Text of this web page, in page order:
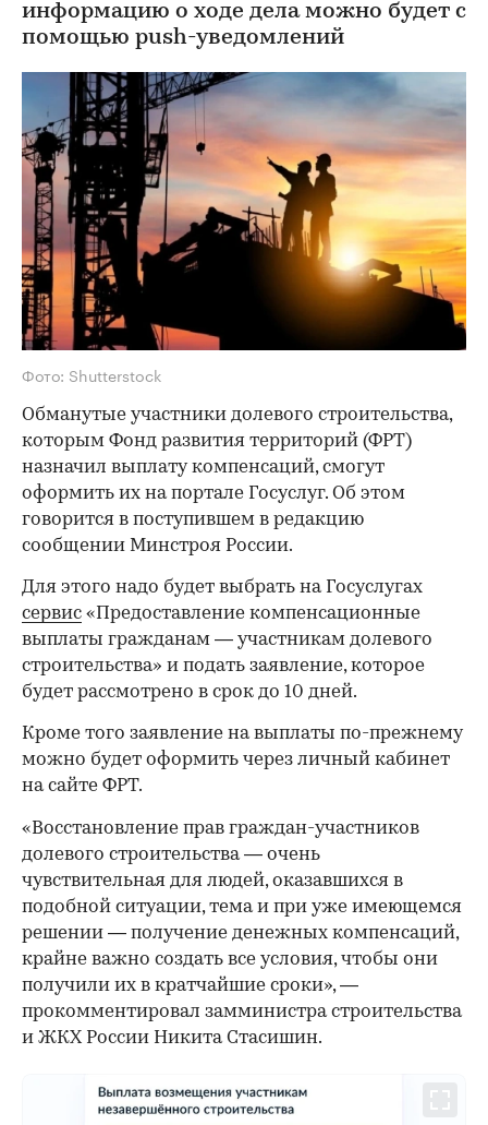
информацию о ходе дела можно будет с
помощью push-уведомлений
Фото: Shutterstock
Обманутые участники долевого строительства,
которым Фонд развития территорий (ФРТ)
назначил выплату компенсаций, смогут
оформить их на портале Госуслуг. Об этом
говорится в поступившем в редакцию
сообщении Минстроя России.
Для этого надо будет выбрать на Госуслугах
сервис «Предоставление компенсационные
выплаты гражданам — участникам долевого
строительства» и подать заявление, которое
будет рассмотрено в срок до 10 дней.
Кроме того заявление на выплаты по-прежнему
можно будет оформить через личный кабинет
на сайте ФРТ.
00:00 / 00:00
«Восстановление прав граждан-участников
долевого строительства — очень
чувствительная для людей, оказавшихся в
подобной ситуации, тема и при уже имеющемся
решении — получение денежных компенсаций,
крайне важно создать все условия, чтобы они
получили их в кратчайшие сроки», —
прокомментировал замминистра строительства
и ЖКХ России Никита Стасишин.